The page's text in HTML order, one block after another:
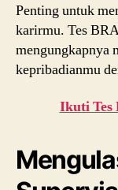
Penting untuk
karirmu. Tes
mengungkapnya
kepribadianmu
Ikuti Tes